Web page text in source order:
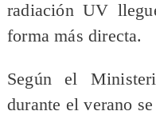
radiación UV
forma más directa.
Según el
durante el verano